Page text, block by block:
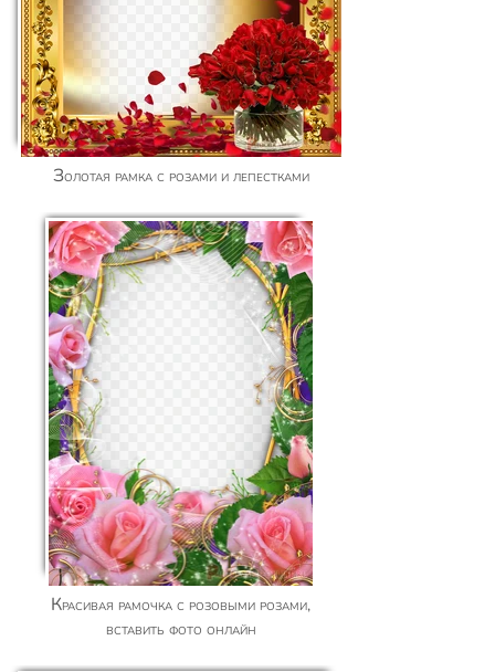
Золотая рамка с розами и лепестками
Красивая рамочка с розовыми розами,
вставить фото онлайн